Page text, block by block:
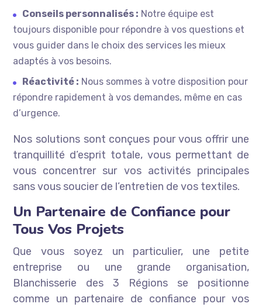
Conseils personnalisés : Notre équipe est
toujours disponible pour répondre à vos questions et
vous guider dans le choix des services les mieux
adaptés à vos besoins.
Réactivité : Nous sommes à votre disposition pour
répondre rapidement à vos demandes, même en cas
d’urgence.
Nos solutions sont conçues pour vous offrir une
tranquillité d’esprit totale, vous permettant de
vous concentrer sur vos activités principales
sans vous soucier de l’entretien de vos textiles.
Un Partenaire de Confiance pour
Tous Vos Projets
Que vous soyez un particulier, une petite
entreprise ou une grande organisation,
Blanchisserie des 3 Régions se positionne
comme un partenaire de confiance pour vos